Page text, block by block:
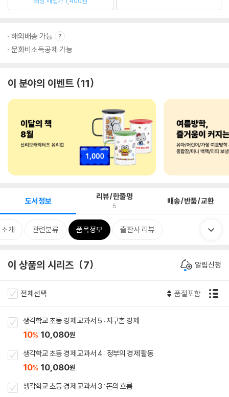
해외배송 가능
문화비소득공제 가능
이 분야의 이벤트 11
도서정보 리뷰/한줄평
5 배송/반품/교환
개 관련분류 품목정보 출판사 리뷰
이 상품의 시리즈 7 알림신청
전체선택 품절포함
생각학교 초등 경제 교과서 5 : 지구촌 경제
10% 10,080원
생각학교 초등 경제 교과서 4 : 정부의 경제 활동
10% 10,080원
생각학교 초등 경제 교과서 3 : 돈의 흐름